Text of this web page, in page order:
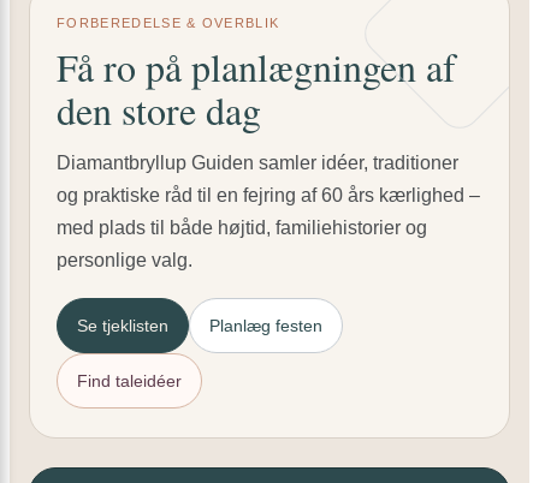
FORBEREDELSE & OVERBLIK
Få ro på planlægningen af
den store dag
Diamantbryllup Guiden samler idéer, traditioner
og praktiske råd til en fejring af 60 års kærlighed –
med plads til både højtid, familiehistorier og
personlige valg.
Se tjeklisten Planlæg festen
Find taleidéer